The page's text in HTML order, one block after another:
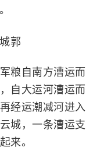
。
郭
粮自南方漕运而
自大运河漕运而
经运潮减河进入
城，一条漕运支
来。